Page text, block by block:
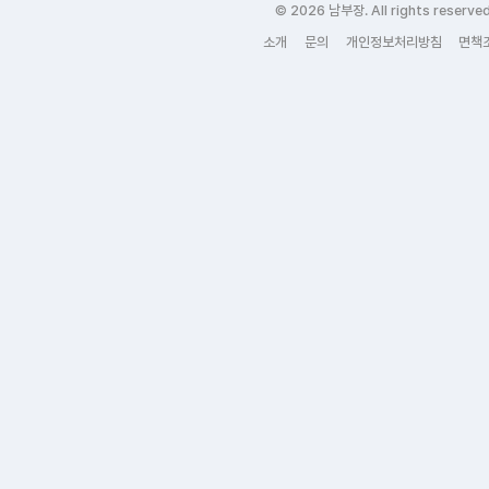
© 2026 남부장. All rights
소개
문의 개인정보처리방침 면책